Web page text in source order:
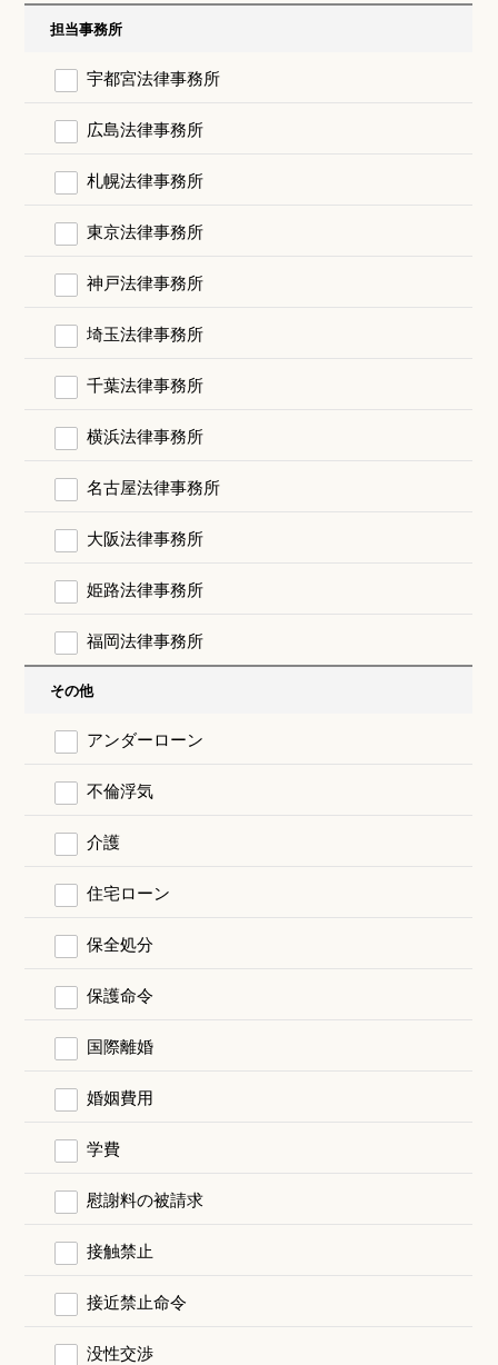
担当事務所
宇都宮法律事務所
広島法律事務所
札幌法律事務所
東京法律事務所
神戸法律事務所
埼玉法律事務所
千葉法律事務所
横浜法律事務所
名古屋法律事務所
大阪法律事務所
姫路法律事務所
福岡法律事務所
その他
アンダーローン
不倫浮気
介護
住宅ローン
保全処分
保護命令
国際離婚
婚姻費用
学費
慰謝料の被請求
接触禁止
接近禁止命令
没性交渉